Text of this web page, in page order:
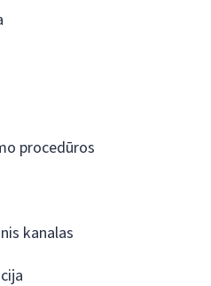
procedūros
kanalas